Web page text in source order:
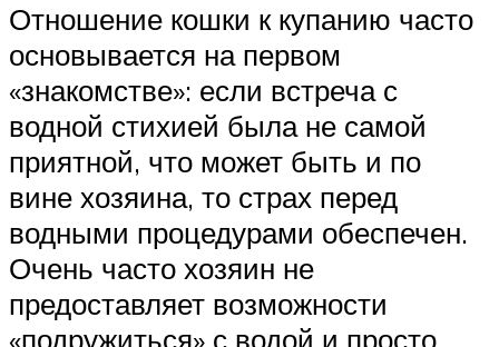
Отношение кошки к купанию часто
основывается на первом
«знакомстве»: если встреча с
водной стихией была не самой
приятной, что может быть и по
вине хозяина, то страх перед
водными процедурами обеспечен.
Очень часто хозяин не
предоставляет возможности
«подружиться» с водой и просто